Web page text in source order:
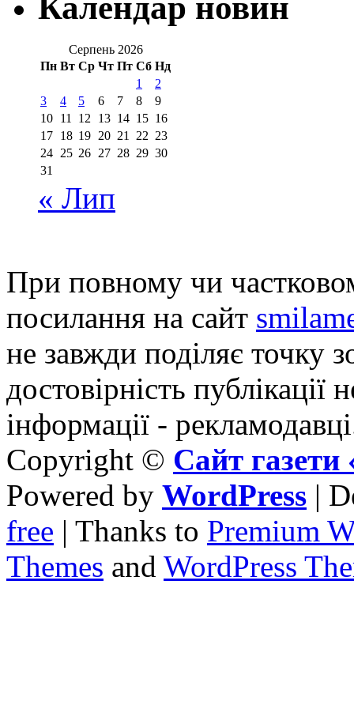
Календар новин
Серпень 2026
Пн Вт Ср Чт Пт Сб Нд
1
2
3
4 5 6 7 8
9
10 11 12 13 14 15 16
17 18 19 20 21 22 23
24 25 26 27 28 29 30
31
« Лип
При повному чи
посилання на сайт
не завжди поділяє точку
достовірність публікації
інформації -
Copyright © Сайт
Powered by WordPress |
free | Thanks to Premium
Themes and WordPress